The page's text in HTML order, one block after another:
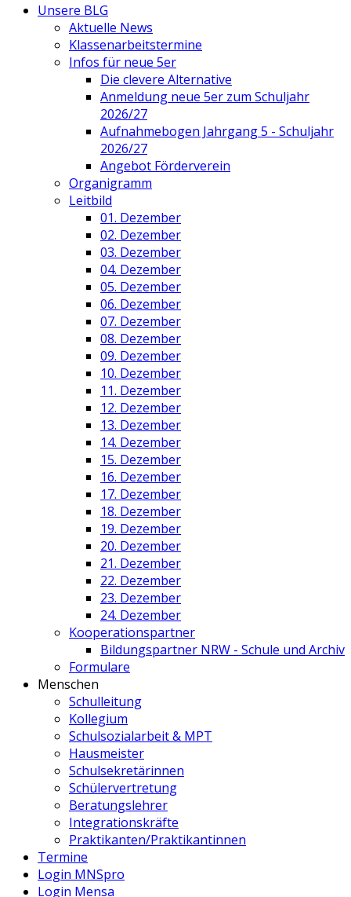
Unsere BLG
Aktuelle News
Klassenarbeitstermine
Infos für neue 5er
Die clevere Alternative
Anmeldung neue 5er zum Schuljahr
2026/27
Aufnahmebogen Jahrgang 5 - Schuljahr
2026/27
Angebot Förderverein
Organigramm
Leitbild
01. Dezember
02. Dezember
03. Dezember
04. Dezember
05. Dezember
06. Dezember
07. Dezember
08. Dezember
09. Dezember
10. Dezember
11. Dezember
12. Dezember
13. Dezember
14. Dezember
15. Dezember
16. Dezember
17. Dezember
18. Dezember
19. Dezember
20. Dezember
21. Dezember
22. Dezember
23. Dezember
24. Dezember
Kooperationspartner
Bildungspartner NRW - Schule und Archiv
Formulare
Menschen
Schulleitung
Kollegium
Schulsozialarbeit & MPT
Hausmeister
Schulsekretärinnen
Schülervertretung
Beratungslehrer
Integrationskräfte
Praktikanten/Praktikantinnen
Termine
Login MNSpro
Login Mensa